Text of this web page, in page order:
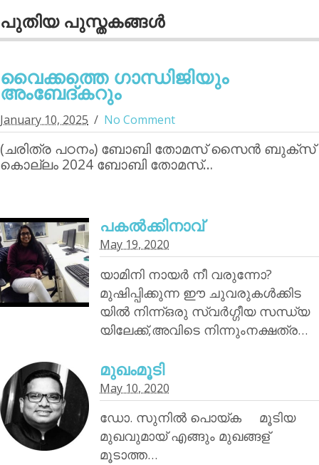
പുതിയ പുസ്തകങ്ങള്‍
വൈക്കത്തെ ഗാന്ധിജിയും
അംബേദ്കറും
January 10, 2025 No Comment
(ചരിത്ര പഠനം) ബോബി തോമസ് സൈന്‍ ബുക്‌സ്
കൊല്ലം 2024 ബോബി തോമസ്…
പകൽക്കിനാവ്‌
May 19, 2020
യാമിനി നായര്‍ നീ വരുന്നോ?
മുഷിപ്പിക്കുന്ന ഈ ചുവരുകൾക്കിട
യിൽ നിന്ന്ഒരു സ്വർഗ്ഗീയ സന്ധ്യ
യിലേക്ക്,അവിടെ നിന്നുംനക്ഷത്ര…
മുഖംമൂടി
May 10, 2020
ഡോ. സുനിൽ പൊയ്‌ക മൂടിയ
മുഖവുമായ് എങ്ങും മുഖങ്ങള്
മൂടാത്ത…